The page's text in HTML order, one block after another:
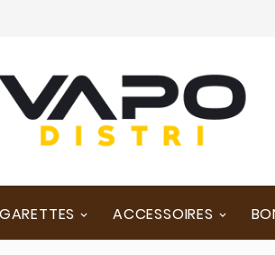
ACCESSOIRES